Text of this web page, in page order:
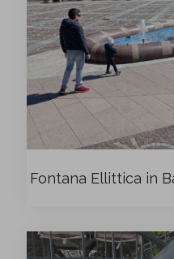
Fontana Ellittica in